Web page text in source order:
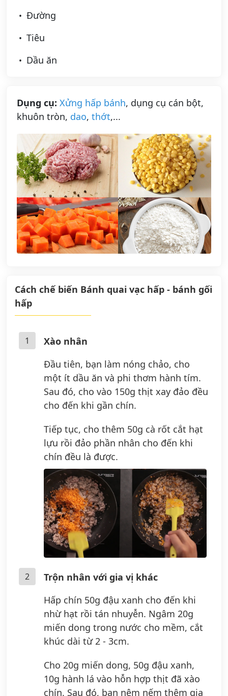
Đường
Tiêu
Dầu ăn
Dụng cụ: Xửng hấp bánh, dụng cụ cán bột,
khuôn tròn, dao, thớt,...
Cách chế biến Bánh quai vạc hấp - bánh gối
hấp
1
Xào nhân
Đầu tiên, bạn làm nóng chảo, cho
một ít dầu ăn và phi thơm hành tím.
Sau đó, cho vào 150g thịt xay đảo đều
cho đến khi gần chín.
Tiếp tục, cho thêm 50g cà rốt cắt hạt
lựu rồi đảo phần nhân cho đến khi
chín đều là được.
2
Trộn nhân với gia vị khác
Hấp chín 50g đậu xanh cho đến khi
nhừ hạt rồi tán nhuyễn. Ngâm 20g
miến dong trong nước cho mềm, cắt
khúc dài từ 2 - 3cm.
Cho 20g miến dong, 50g đậu xanh,
10g hành lá vào hỗn hợp thịt đã xào
chín. Sau đó, bạn nêm nếm thêm gia